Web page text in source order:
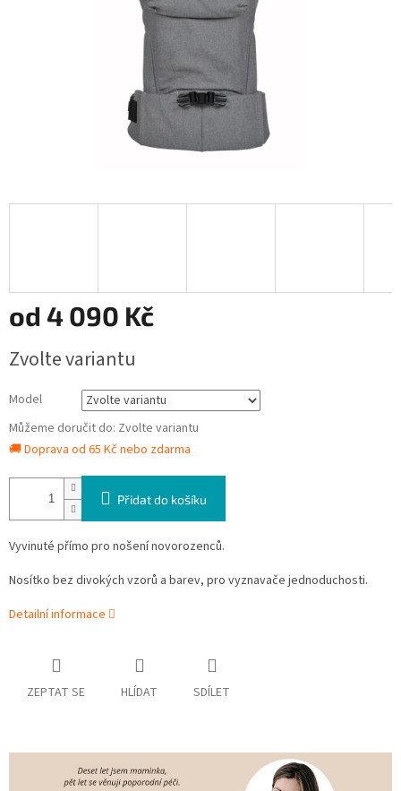
od 4 090 Kč
cena:
Zvolte variantu
Model
Můžeme doručit do: Zvolte variantu
🚚 Doprava od 65 Kč nebo zdarma
Přidat do košíku
Vyvinuté přímo pro nošení novorozenců.
Nosítko bez divokých vzorů a barev, pro vyznavače jednoduchosti.
Detailní informace
ZEPTAT SE HLÍDAT SDÍLET